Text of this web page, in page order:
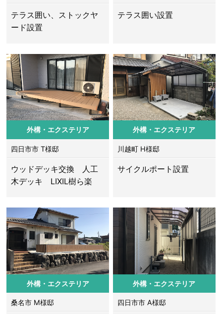
テラス囲い、ストックヤ
ード設置
テラス囲い設置
外構・エクステリア
四日市市 T様邸
ウッドデッキ交換 人工
木デッキ LIXIL樹ら楽
外構・エクステリア
川越町 H様邸
サイクルポート設置
外構・エクステリア
桑名市 M様邸
外構・エクステリア
四日市市 A様邸